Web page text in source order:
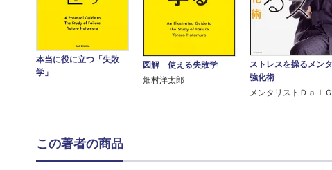
本当に役に立つ「失敗
学」
図解 使える失敗学
畑村洋太郎
ストレスを操るメン
強化術
メンタリストＤａｉ
この著者の商品